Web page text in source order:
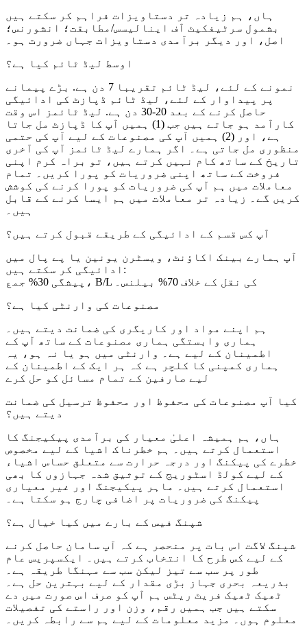
ہاں، ہم زیادہ تر دستاویزات فراہم کر سکتے ہیں
بشمول سرٹیفکیٹ آف اینالیسس/مطابقت؛ انشورنس؛
اصل، اور دیگر برآمدی دستاویزات جہاں ضرورت ہو۔
اوسط لیڈ ٹائم کیا ہے؟
نمونے کے لئے، لیڈ ٹائم تقریبا 7 دن ہے. بڑے پیمانے
پر پیداوار کے لئے، لیڈ ٹائم ڈپازٹ کی ادائیگی
حاصل کرنے کے بعد 20-30 دن ہے. لیڈ ٹائمز اس وقت
کارآمد ہو جاتے ہیں جب (1) ہمیں آپ کا ڈپازٹ مل جاتا
ہے، اور (2) ہمیں آپ کی مصنوعات کے لیے آپ کی حتمی
منظوری مل جاتی ہے۔ اگر ہمارے لیڈ ٹائمز آپ کی آخری
تاریخ کے ساتھ کام نہیں کرتے ہیں، تو براہ کرم اپنی
فروخت کے ساتھ اپنی ضروریات کو پورا کریں۔ تمام
معاملات میں ہم آپ کی ضروریات کو پورا کرنے کی کوشش
کریں گے۔ زیادہ تر معاملات میں ہم ایسا کرنے کے قابل
ہیں۔
آپ کس قسم کے ادائیگی کے طریقے قبول کرتے ہیں؟
آپ ہمارے بینک اکاؤنٹ، ویسٹرن یونین یا پے پال میں
ادائیگی کر سکتے ہیں:
پیشگی 30% جمع، B/L کی نقل کے خلاف 70% بیلنس۔
مصنوعات کی وارنٹی کیا ہے؟
ہم اپنے مواد اور کاریگری کی ضمانت دیتے ہیں۔
ہماری وابستگی ہماری مصنوعات کے ساتھ آپ کے
اطمینان کے لیے ہے۔ وارنٹی میں ہو یا نہ ہو، یہ
ہماری کمپنی کا کلچر ہے کہ ہر ایک کے اطمینان کے
لیے صارفین کے تمام مسائل کو حل کرے
کیا آپ مصنوعات کی محفوظ اور محفوظ ترسیل کی ضمانت
دیتے ہیں؟
ہاں، ہم ہمیشہ اعلیٰ معیار کی برآمدی پیکیجنگ کا
استعمال کرتے ہیں۔ ہم خطرناک اشیا کے لیے مخصوص
خطرے کی پیکنگ اور درجہ حرارت سے متعلق حساس اشیاء
کے لیے کولڈ اسٹوریج کے توثیق شدہ جہازوں کا بھی
استعمال کرتے ہیں۔ ماہر پیکیجنگ اور غیر معیاری
پیکنگ کی ضروریات پر اضافی چارج ہو سکتا ہے۔
شپنگ فیس کے بارے میں کیا خیال ہے؟
شپنگ لاگت اس بات پر منحصر ہے کہ آپ سامان حاصل کرنے
کے لیے کس طرح کا انتخاب کرتے ہیں۔ ایکسپریس عام
طور پر سب سے تیز لیکن سب سے مہنگا طریقہ ہے۔
بذریعہ بحری جہاز بڑی مقدار کے لیے بہترین حل ہے۔
ٹھیک ٹھیک فریٹ ریٹس ہم آپ کو صرف اس صورت میں دے
سکتے ہیں جب ہمیں رقم، وزن اور راستے کی تفصیلات
معلوم ہوں۔ مزید معلومات کے لیے ہم سے رابطہ کریں۔